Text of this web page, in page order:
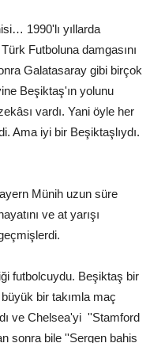
1990'lı yıllarda
Futboluna damgasını
Galatasaray gibi birçok
Beşiktaş'ın yolunu
vardı. Yani öyle her
Ama iyi bir Beşiktaşlıydı.
Münih uzun süre
ve at yarışı
futbolcuydu. Beşiktaş bir
bir takımla maç
ve Chelsea'yi ''Stamford
sonra bile ''Sergen bahis